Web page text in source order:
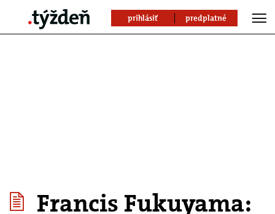
prihlásiť predplatné
Francis Fukuyama: